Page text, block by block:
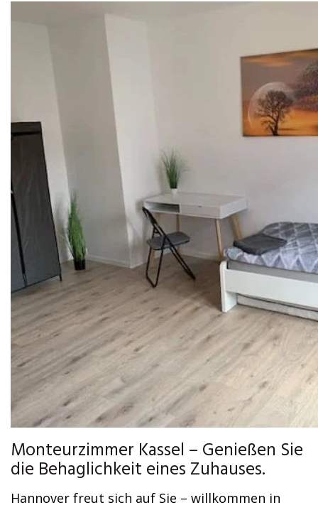
Monteurzimmer Kassel – Genießen Sie
die Behaglichkeit eines Zuhauses.
Hannover freut sich auf Sie – willkommen in